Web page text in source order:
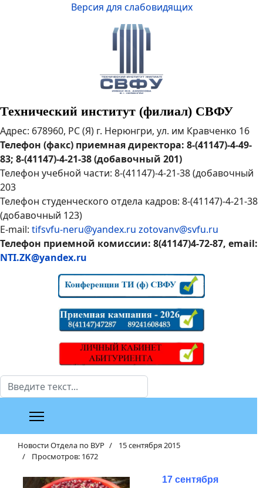
Версия для слабовидящих
Технический институт (филиал) СВФУ
Адрес: 678960, РС (Я) г. Нерюнгри, ул. им Кравченко 16
Телефон (факс) приемная директора: 8-(41147)-4-49-
83; 8-(41147)-4-21-38 (добавочный 201)
Телефон учебной части: 8-(41147)-4-21-38 (добавочный
203
Телефон студенческого отдела кадров: 8-(41147)-4-21-38
(добавочный 123)
E-mail: tifsvfu-neru@yandex.ru zotovanv@svfu.ru
Телефон приемной комиссии: 8(41147)4-72-87, email:
NTI.ZK@yandex.ru
Поиск
Новости Отдела по ВУР
15 сентября 2015
Просмотров: 1672
17 сентября